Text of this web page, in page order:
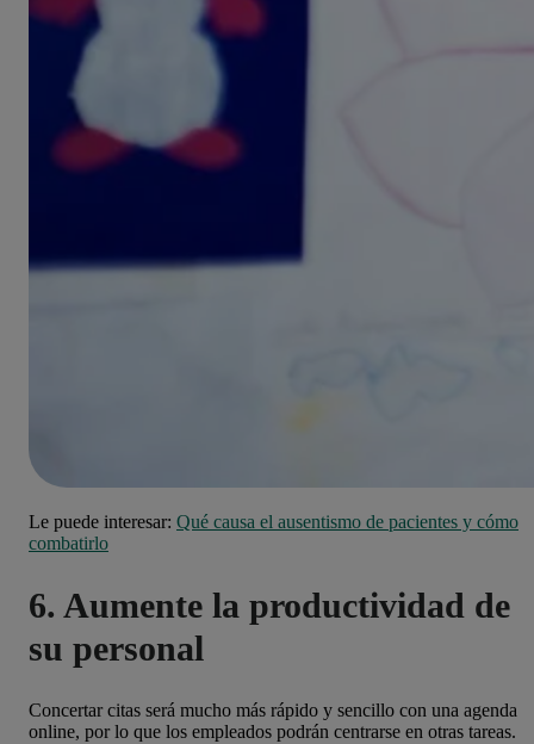
Le puede interesar: Qué causa el ausentismo de pacientes y cómo
combatirlo
6. Aumente la productividad de
su personal
Concertar citas será mucho más rápido y sencillo con una agenda
online, por lo que los empleados podrán centrarse en otras tareas.